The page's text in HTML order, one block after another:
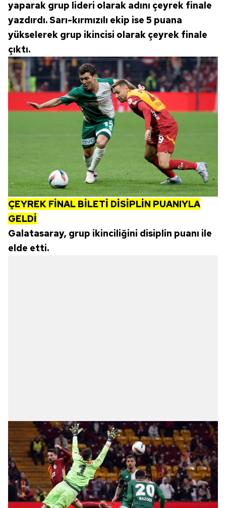
yaparak grup lideri olarak adını çeyrek finale
yazdırdı. Sarı-kırmızılı ekip ise 5 puana
yükselerek grup ikincisi olarak çeyrek finale
çıktı.
ÇEYREK FİNAL BİLETİ DİSİPLİN PUANIYLA
GELDİ
Galatasaray, grup ikinciliğini disiplin puanı ile
elde etti.